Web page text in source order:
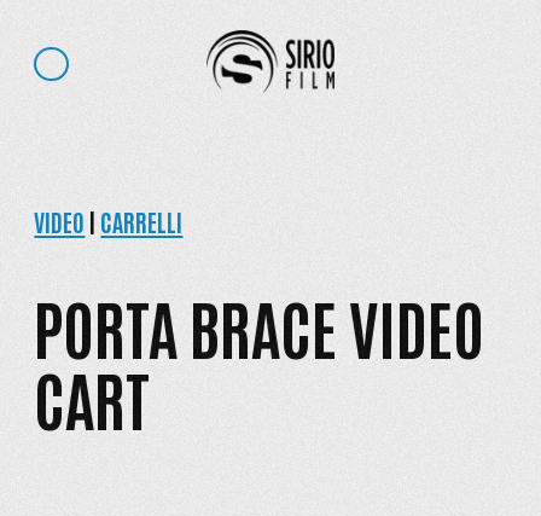
VIDEO | CARRELLI
PORTA BRACE VIDEO
CART